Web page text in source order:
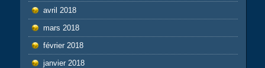
avril 2018
mars 2018
février 2018
janvier 2018